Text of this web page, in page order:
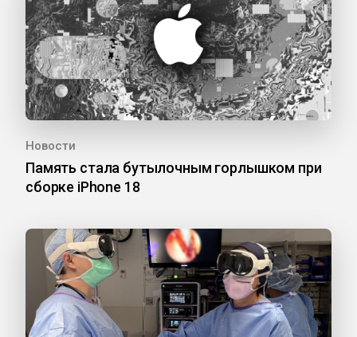
Новости
Память стала бутылочным горлышком при
сборке iPhone 18